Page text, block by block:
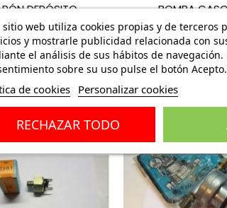
DEPÓSITO
AUSTIN
AUSTIN METRO,
MONTEGO ARH250
BRO9132...
13,97 €
BOMBA
ELECTRICA
MG MAESTRO
MONTEGO
53,95 €
sitio web utiliza cookies propias y de terceros
y mostrarle publicidad relacionada con
el análisis de sus hábitos de navegación.
sobre su uso pulse el botón Acepto.
de cookies Personalizar cookies
RECHAZAR TODO